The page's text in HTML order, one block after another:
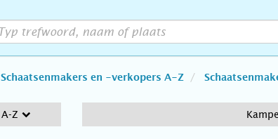
Schaatsenmakers en -verkopers A-Z
A-Z